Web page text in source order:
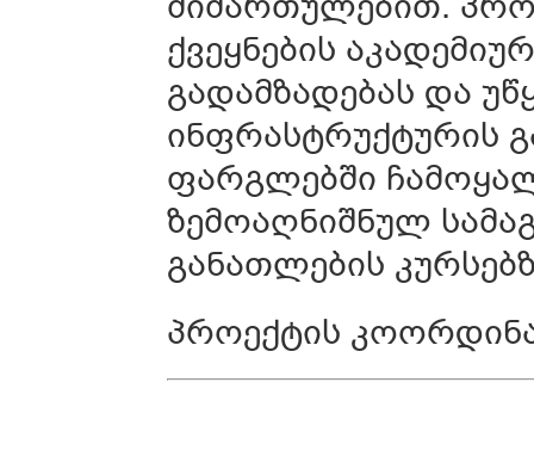
ქვეყნების
გადამზადებას და
ინფრასტრუქტურის
ფარგლებში
ზემოაღნიშნულ
განათლების
პროექტის